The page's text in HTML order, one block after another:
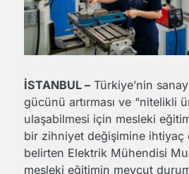
İSTANBUL – Türkiye’nin
gücünü artırması ve “nitelikli
ulaşabilmesi için mesleki
bir zihniyet değişimine
belirten Elektrik Mühendisi
mesleki eğitimin mevcut